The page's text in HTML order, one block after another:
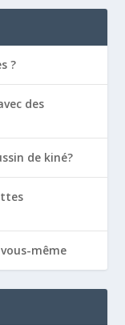
?
des
de kiné?
même